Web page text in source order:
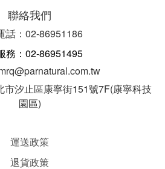
聯絡我們
話：02-86951186
務：02-86951495
市汐止區康寧街151號7F(康寧科技
園區)
運送政策
退貨政策